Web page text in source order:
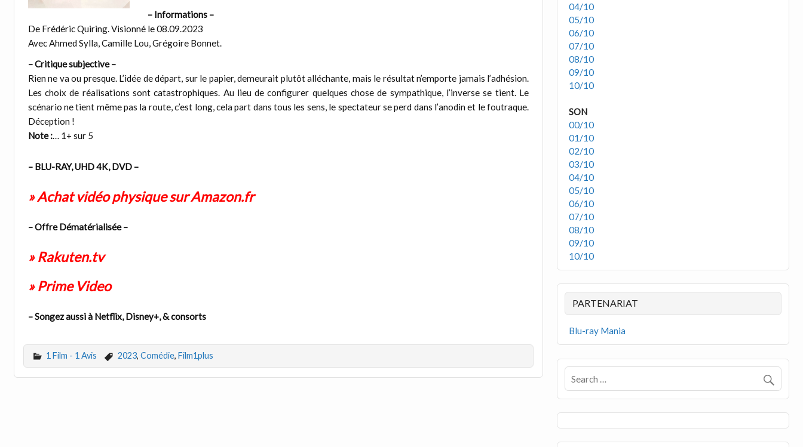
– Informations –
De Frédéric Quiring. Visionné le 08.09.2023
Avec Ahmed Sylla, Camille Lou, Grégoire Bonnet.
– Critique subjective –
Rien ne va ou presque. L’idée de départ, sur le papier, demeurait plutôt alléchante, mais le résultat n’emporte jamais l’adhésion.
Les choix de réalisations sont catastrophiques. Au lieu de configurer quelques chose de sympathique, l’inverse se tient. Le
scénario ne tient même pas la route, c’est long, cela part dans tous les sens, le spectateur se perd dans l’anodin et le foutraque.
Déception !
Note :… 1+ sur 5
– BLU-RAY, UHD 4K, DVD –
» Achat vidéo physique sur Amazon.fr
– Offre Dématérialisée –
» Rakuten.tv
» Prime Video
– Songez aussi à Netflix, Disney+, & consorts
1 Film - 1 Avis 2023, Comédie, Film1plus
04/10
05/10
06/10
07/10
08/10
09/10
10/10
SON
00/10
01/10
02/10
03/10
04/10
05/10
06/10
07/10
08/10
09/10
10/10
PARTENARIAT
Blu-ray Mania